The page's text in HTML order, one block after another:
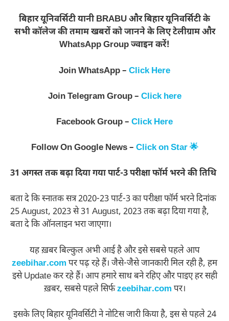
बिहार यूनिवर्सिटी यानी BRABU और बिहार यूनिवर्सिटी के
सभी कॉलेज की तमाम खबरों को जानने के लिए टेलीग्राम और
WhatsApp Group ज्वाइन करें!
Join WhatsApp – Click Here
Join Telegram Group – Click here
Facebook Group – Click Here
Follow On Google News – Click on Star 🌟
31 अगस्त तक बढ़ा दिया गया पार्ट-3 परीक्षा फॉर्म भरने की तिथि
बता दे कि स्नातक सत्र 2020-23 पार्ट-3 का परीक्षा फॉर्म भरने दिनांक
25 August, 2023 से 31 August, 2023 तक बढ़ा दिया गया है,
बता दे कि ऑनलाइन भरा जाएगा।
यह ख़बर बिल्कुल अभी आई है और इसे सबसे पहले आप
zeebihar.com पर पढ़ रहे हैं। जैसे-जैसे जानकारी मिल रही है, हम
इसे Update कर रहे हैं। आप हमारे साथ बने रहिए और पाइए हर सही
ख़बर, सबसे पहले सिर्फzeebihar.com पर।
इसके लिए बिहार यूनिवर्सिटी ने नोटिस जारी किया है, इस से पहले 24